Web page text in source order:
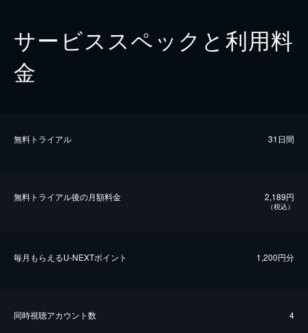
サービススペックと利用料
金
無料トライアル 31日間
無料トライアル後の⽉額料金 2,189円
（税込）
毎⽉もらえるU-NEXTポイント 1,200円分
同時視聴アカウント数 4